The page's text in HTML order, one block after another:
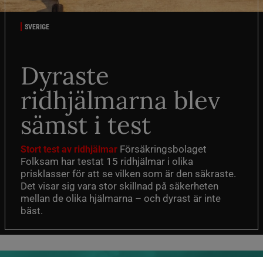
SVERIGE
Dyraste
ridhjälmarna blev
sämst i test
Stort test av ridhjälmar Försäkringsbolaget
Folksam har testat 15 ridhjälmar i olika
prisklasser för att se vilken som är den säkraste.
Det visar sig vara stor skillnad på säkerheten
mellan de olika hjälmarna – och dyrast är inte
bäst.